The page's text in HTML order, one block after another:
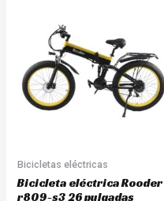
Bicicletas eléctricas
Bicicleta eléctrica Rooder
r809-s3 26 pulgadas